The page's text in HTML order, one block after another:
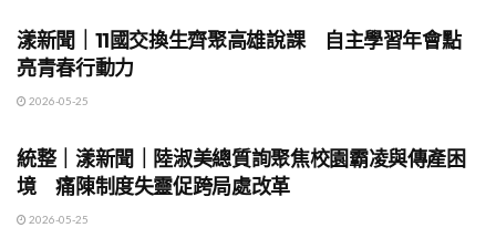
漾新聞｜11國交換生齊聚高雄說課 自主學習年會點
亮青春行動力
2026-05-25
統整｜漾新聞｜陸淑美總質詢聚焦校園霸凌與傳產困
境 痛陳制度失靈促跨局處改革
2026-05-25